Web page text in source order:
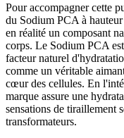
Pour accompagner cette
du Sodium PCA à
en réalité un composant
corps. Le Sodium PCA
facteur naturel
comme un véritable
cœur des cellules. En
marque assure une
sensations de tiraillement
transformateurs.